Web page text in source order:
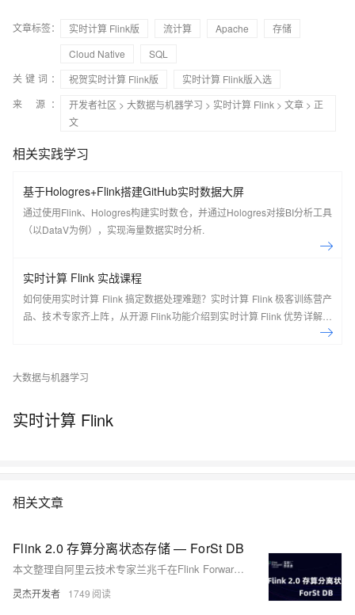
文章标签： 实时计算 Flink版 流计算 Apache
存储
Cloud Native
SQL
关键词：
祝贺实时计算 Flink版
实时计算 Flink版入选
来 源：
开发者社区 > 大数据与机器学习 > 实时计算 Flink > 文章 > 正
文
相关实践学习
基于Hologres+Flink搭建GitHub实时数据大屏
通过使用Flink、Hologres构建实时数仓，并通过Hologres对接BI分析工具
（以DataV为例），实现海量数据实时分析.
实时计算 Flink 实战课程
如何使用实时计算 Flink 搞定数据处理难题？实时计算 Flink 极客训练营产
品、技术专家齐上阵，从开源 Flink功能介绍到实时计算 Flink 优势详解，
现场实操，5天即可上手！ 欢迎开通实时计算 Flink 版：
的会议，通过参会不仅可以了解到 Flink 社区的最新动态和发展计划，还
者和使用者不可错过的盛会。 去年经过品牌升级后的 Flink Forward Asia
大数据与机器学习
实时计算 Flink
相关文章
Flink 2.0 存算分离状态存储 — ForSt DB
本文整理自阿里云技术专家兰兆千在Flink Forward Asia 2024上的分享，主要介绍Flink 2.0的存算分离架构、全新状态存储内核ForSt DB及工作进展与未来展望。Flink 2.0通过存算分离解决了本地磁盘瓶颈、检查点资源尖峰和作业恢复速度慢等问题，提升了云原生部署能力。ForSt DB作为嵌入式Key-value存储内核，支持远端读写、批量并发优化和快速检查点等功能。性能测试表明，ForSt在异步访问和本地缓存支持下表现卓越。未来，Flink将继续完善SQL Operator的异步优化，并引入更多流特性支持。
灵杰开发者 1749